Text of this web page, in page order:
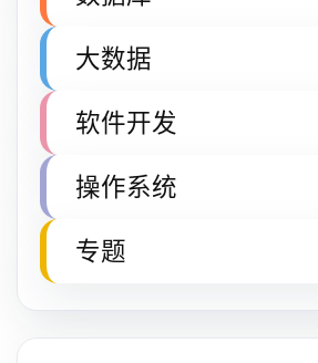
大数据
软件开发
操作系统
专题